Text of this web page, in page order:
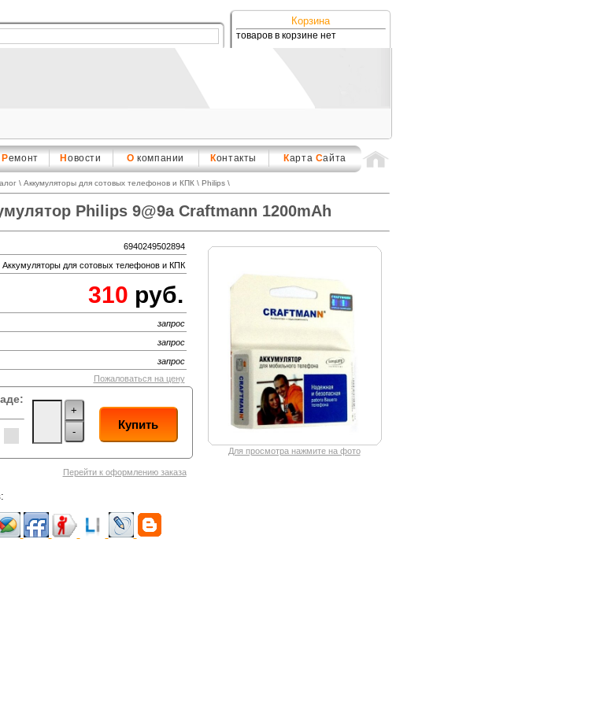
Корзина
товаров в корзине нет
Ремонт Н овости О компании Контакты Карта Сайта
\ Аккумуляторы для сотовых телефонов и КПК\ Philips\
Philips 9@9a Craftmann 1200mAh
6940249502894
Аккумуляторы для сотовых телефонов и КПК
310 руб.
запрос
запрос
запрос
Пожаловаться на цену
+
-
Купить
Перейти к оформлению заказа
Для просмотра нажмите на фото